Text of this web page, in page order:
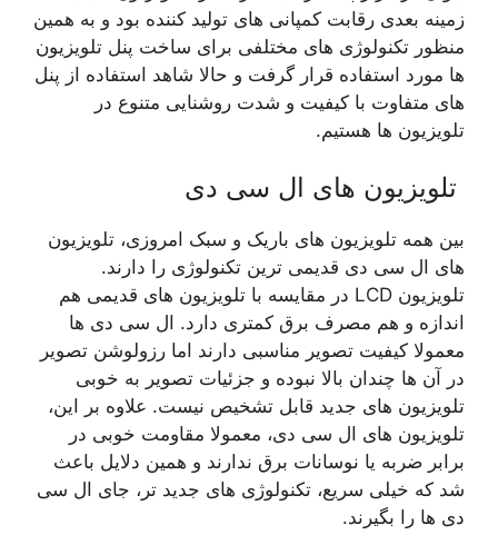
زمینه بعدی رقابت کمپانی های تولید کننده بود و به همین
منظور تکنولوژی های مختلفی برای ساخت پنل تلویزیون
ها مورد استفاده قرار گرفت و حالا شاهد استفاده از پنل
های متفاوت با کیفیت و شدت روشنایی متنوع در
تلویزیون ها هستیم.
تلویزیون های ال سی دی
بین همه تلویزیون های باریک و سبک امروزی، تلویزیون
های ال سی دی قدیمی ترین تکنولوژی را دارند.
تلویزیون LCD در مقایسه با تلویزیون های قدیمی هم
اندازه و هم مصرف برق کمتری دارد. ال سی دی ها
معمولا کیفیت تصویر مناسبی دارند اما رزولوشن تصویر
در آن ها چندان بالا نبوده و جزئیات تصویر به خوبی
تلویزیون های جدید قابل تشخیص نیست. علاوه بر این،
تلویزیون های ال سی دی، معمولا مقاومت خوبی در
برابر ضربه یا نوسانات برق ندارند و همین دلایل باعث
شد که خیلی سریع، تکنولوژی های جدید تر، جای ال سی
دی ها را بگیرند.